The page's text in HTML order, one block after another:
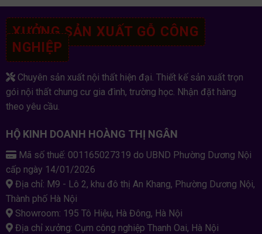
XƯỞNG SẢN XUẤT GỖ CÔNG
NGHIỆP
Chuyên sản xuất nội thất hiện đại. Thiết kế sản xuất trọn
gói nội thất chung cư gia đình, trường học. Nhận đặt hàng
theo yêu cầu.
HỘ KINH DOANH HOÀNG THỊ NGÂN
Mã số thuế: 001165027319 do UBND Phường Dương Nội
cấp ngày 14/01/2026
Địa chỉ: M9 - Lô 2, khu đô thị An Khang, Phường Dương Nội,
Thành phố Hà Nội
Showroom: 195 Tô Hiệu, Hà Đông, Hà Nội
Địa chỉ xưởng: Cụm công nghiệp Thanh Oai, Hà Nội